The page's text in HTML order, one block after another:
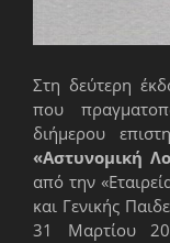
Στη δεύτερη
που
διήμερου
«Αστυνομική
από την
και Γενικής
31 Μαρτίου